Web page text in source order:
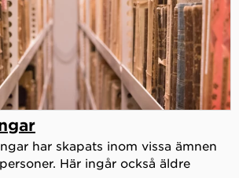
har skapats inom vissa ämnen
Här ingår också äldre